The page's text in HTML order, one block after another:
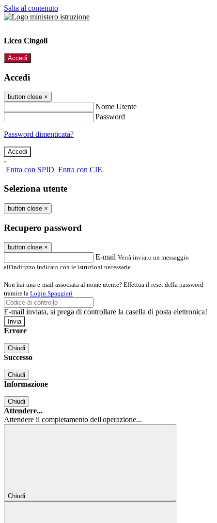
Salta al contenuto
Liceo Cingoli
Accedi
Accedi
button close ×
Nome Utente
Password
Password dimenticata?
-
Entra con SPID Entra con CIE
Seleziona utente
button close ×
Recupero password
button close ×
E-mail Verrà inviato un messaggio
all'indirizzo indicato con le istruzioni necessarie.
Non hai una e-mail associata al nome utente? Effettua il reset della password
tramite la Login Spaggiari
E-mail inviata, si prega di controllare la casella di posta elettronica!
Errore
Chiudi
Successo
Chiudi
Informazione
Chiudi
Attendere...
Attendere il completamento dell'operazione...
Chiudi